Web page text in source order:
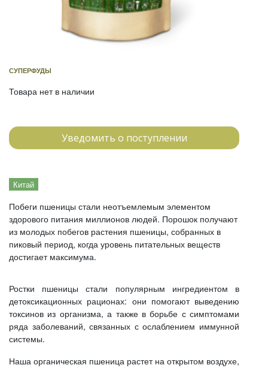
СУПЕРФУДЫ
Товара нет в наличии
Уведомить о поступлении
Китай
Побеги пшеницы стали неотъемлемым элементом
здорового питания миллионов людей. Порошок получают
из молодых побегов растения пшеницы, собранных в
пиковый период, когда уровень питательных веществ
достигает максимума.
Ростки пшеницы стали популярным ингредиентом в
детоксикационных рационах: они помогают выведению
токсинов из организма, а также в борьбе с симптомами
ряда заболеваний, связанных с ослаблением иммунной
системы.
Наша органическая пшеница растет на открытом воздухе,